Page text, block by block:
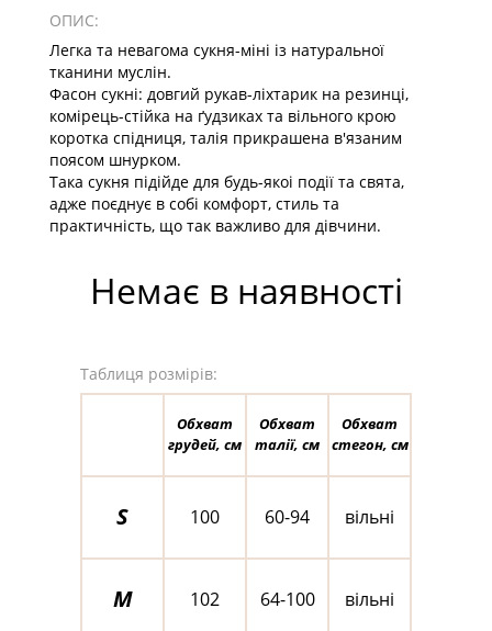
ОПИС:
Легка та невагома сукня-міні із натуральної
тканини муслін.
Фасон сукні: довгий рукав-ліхтарик на резинці,
комірець-стійка на ґудзиках та вільного крою
коротка спідниця, талія прикрашена в'язаним
поясом шнурком.
Така сукня підійде для будь-якоі події та свята,
адже поєднує в собі комфорт, стиль та
практичність, що так важливо для дівчини.
Немає в наявності
Таблиця розмірів:
Обхват
грудей, см
Обхват
талії, см
Обхват
стегон, см
S 100 60-94 вільні
M 102 64-100 вільні